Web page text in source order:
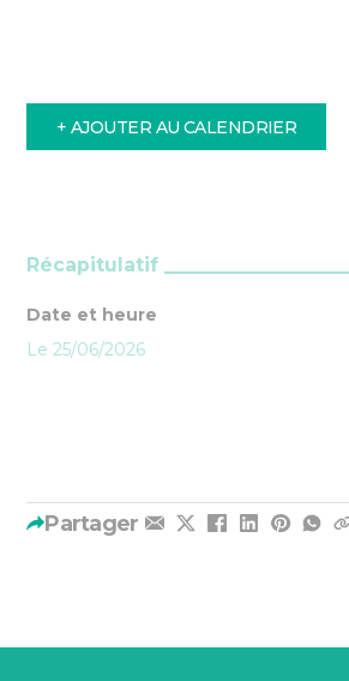
+ AJOUTER AU CALENDRIER
Récapitulatif
Date et heure
Le 25/06/2026
Partager